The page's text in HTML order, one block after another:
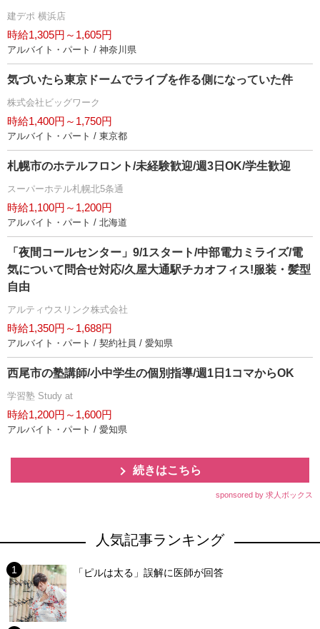
建デポ 横浜店
時給1,305円～1,605円
アルバイト・パート / 神奈川県
気づいたら東京ドームでライブを作る側になっていた件
株式会社ビッグワーク
時給1,400円～1,750円
アルバイト・パート / 東京都
札幌市のホテルフロント/未経験歓迎/週3日OK/学生歓迎
スーパーホテル札幌北5条通
時給1,100円～1,200円
アルバイト・パート / 北海道
「夜間コールセンター」9/1スタート/中部電力ミライズ/電
気について問合せ対応/久屋大通駅チカオフィス!服装・髪型
自由
アルティウスリンク株式会社
時給1,350円～1,688円
アルバイト・パート / 契約社員 / 愛知県
西尾市の塾講師/小中学生の個別指導/週1日1コマからOK
学習塾 Study at
時給1,200円～1,600円
アルバイト・パート / 愛知県
続きはこちら
sponsored by 求人ボックス
人気記事ランキング
「ピルは太る」誤解に医師が回答